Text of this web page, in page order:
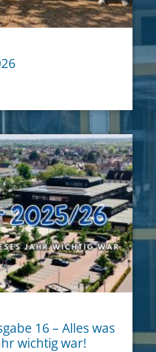
16 – Alles was
wichtig war!